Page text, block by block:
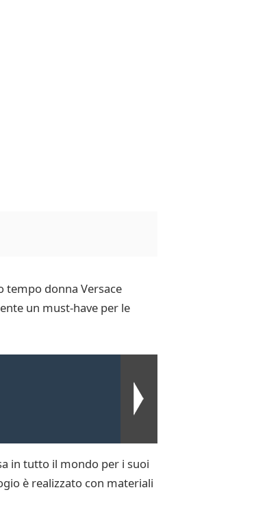
tempo donna Versace
un must-have per le
in tutto il mondo per i suoi
è realizzato con materiali